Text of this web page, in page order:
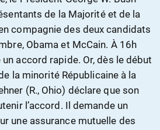
de la Majorité et de la
compagnie des deux candidats
Obama et McCain. À 16h
accord rapide. Or, dès le début
la minorité Républicaine à la
(R., Ohio) déclare que son
l’accord. Il demande un
une assurance mutuelle des